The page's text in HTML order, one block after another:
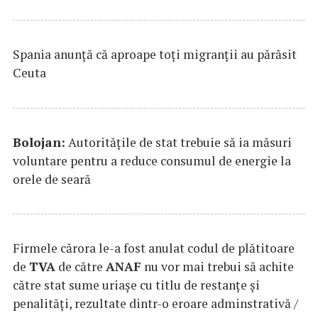
Spania anunţă că aproape toţi migranţii au părăsit
Ceuta
Bolojan: Autorităţile de stat trebuie să ia măsuri
voluntare pentru a reduce consumul de energie la
orele de seară
Firmele cărora le-a fost anulat codul de plătitoare
de TVA de către ANAF nu vor mai trebui să achite
către stat sume uriaşe cu titlu de restanţe şi
penalităţi, rezultate dintr-o eroare adminstrativă /